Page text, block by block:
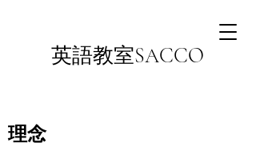
英語教室SACCO
理念